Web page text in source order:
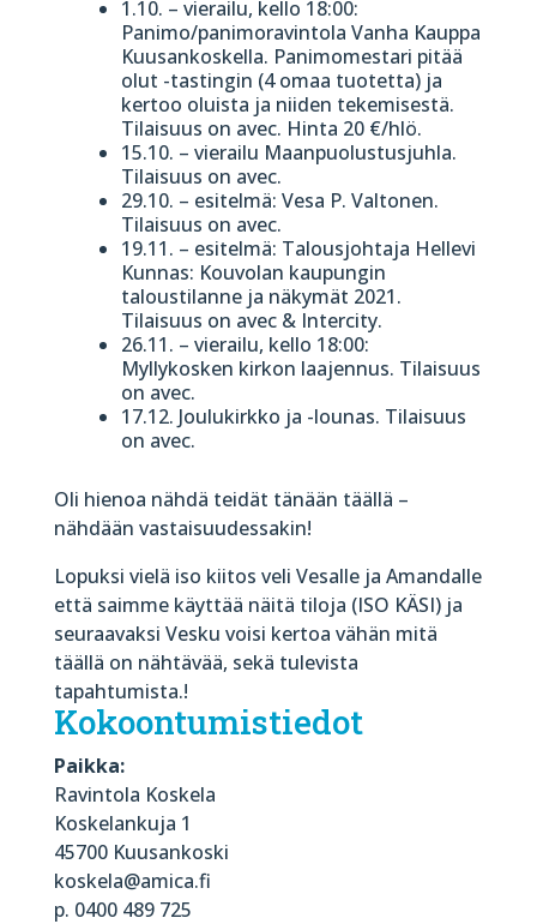
1.10. – vierailu, kello 18:00:
Panimo/panimoravintola Vanha Kauppa
Kuusankoskella. Panimomestari pitää
olut -tastingin (4 omaa tuotetta) ja
kertoo oluista ja niiden tekemisestä.
Tilaisuus on avec. Hinta 20 €/hlö.
15.10. – vierailu Maanpuolustusjuhla.
Tilaisuus on avec.
29.10. – esitelmä: Vesa P. Valtonen.
Tilaisuus on avec.
19.11. – esitelmä: Talousjohtaja Hellevi
Kunnas: Kouvolan kaupungin
taloustilanne ja näkymät 2021.
Tilaisuus on avec & Intercity.
26.11. – vierailu, kello 18:00:
Myllykosken kirkon laajennus. Tilaisuus
on avec.
17.12. Joulukirkko ja -lounas. Tilaisuus
on avec.
Oli hienoa nähdä teidät tänään täällä –
nähdään vastaisuudessakin!
Lopuksi vielä iso kiitos veli Vesalle ja Amandalle
että saimme käyttää näitä tiloja (ISO KÄSI) ja
seuraavaksi Vesku voisi kertoa vähän mitä
täällä on nähtävää, sekä tulevista
tapahtumista.!
Kokoontumistiedot
Paikka:
Ravintola Koskela
Koskelankuja 1
45700 Kuusankoski
koskela@amica.fi
p. 0400 489 725